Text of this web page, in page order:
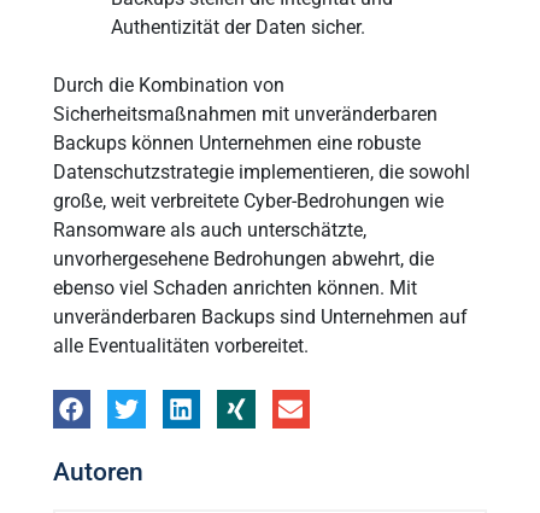
Authentizität der Daten sicher.
Durch die Kombination von
Sicherheitsmaßnahmen mit unveränderbaren
Backups können Unternehmen eine robuste
Datenschutzstrategie implementieren, die sowohl
große, weit verbreitete Cyber-Bedrohungen wie
Ransomware als auch unterschätzte,
unvorhergesehene Bedrohungen abwehrt, die
ebenso viel Schaden anrichten können. Mit
unveränderbaren Backups sind Unternehmen auf
alle Eventualitäten vorbereitet.
Autoren